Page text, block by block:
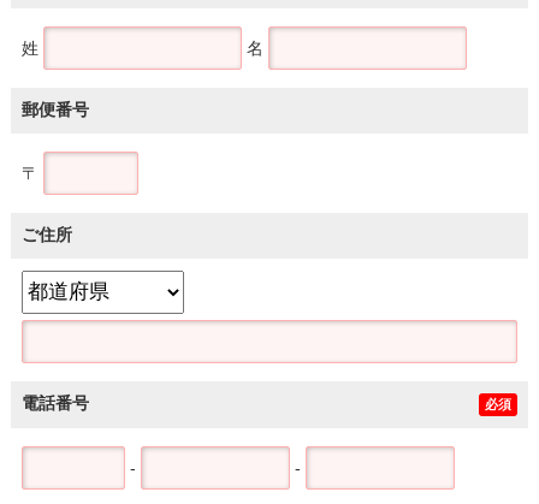
姓 名
郵便番号
〒
ご住所
電話番号 必須
- -